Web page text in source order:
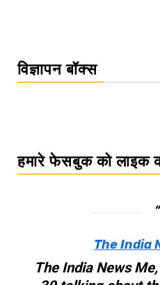
विज्ञापन बॉक्स
हमारे फेसबुक को लाइक
The India
The India News